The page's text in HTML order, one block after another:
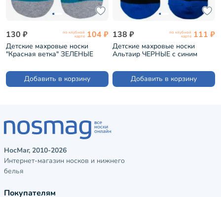
130 ₽ по клубной
карте 104 ₽
Детские махровые носки
"Красная ветка" ЗЕЛЕНЫЕ
Добавить в корзину
138 ₽ по клубной
карте 111 ₽
Детские махровые носки
Альтаир ЧЕРНЫЕ с синим
Добавить в корзину
НосМаг, 2010-2026
Интернет-магазин носков и нижнего
белья
Покупателям